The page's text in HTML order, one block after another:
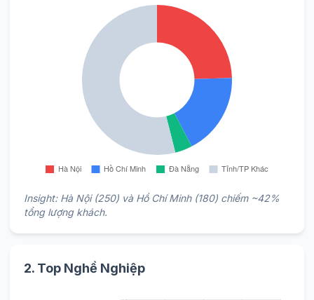
Insight: Hà Nội (250) và Hồ Chí Minh (180) chiếm ~42%
tổng lượng khách.
2. Top Nghề Nghiệp